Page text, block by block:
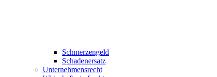
Schmerzengeld
Schadenersatz
Unternehmensrecht